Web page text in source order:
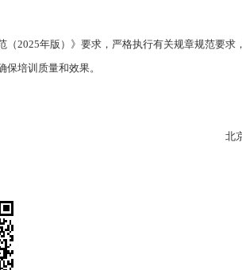
2025年版）》要求，严格执行有关规章规范要求
培训质量和效果。
北